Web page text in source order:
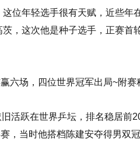
位年轻选手很有天赋，近些
，这次他是种子选手，正赛首
六场，四位世界冠军出局~附赛
旧活跃在世界乒坛，排名稳居前
，当时他搭档陈建安夺得男双